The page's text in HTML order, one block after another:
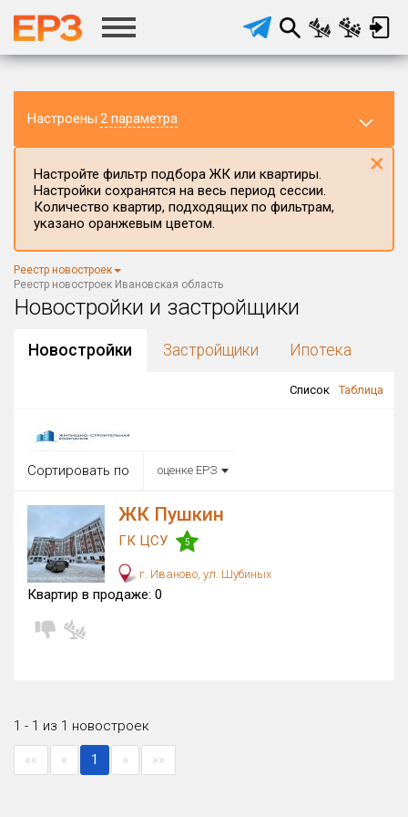
Настроены 2 параметра
Регион ЖК
Ивановская область
Район в регионе
Все
Округ
Все
Цена
от до
от
Вид объекта
Кол-во комнат
Настройте фильтр подбора ЖК или квартиры.
Настройки сохранятся на весь период сессии.
Количество квартир, подходящих по фильтрам,
указано оранжевым цветом.
×
Реестр новостроек
Реестр новостроек Ивановская область
Новостройки и застройщики
Новостройки Застройщики Ипотека
Список Таблица
Сортировать по оценке ЕРЗ
ЖК Пушкин
ГК ЦСУ 5
г. Иваново, ул. Шубиных
Квартир в продаже: 0
1 - 1 из 1 новостроек
«« « 1 » »»